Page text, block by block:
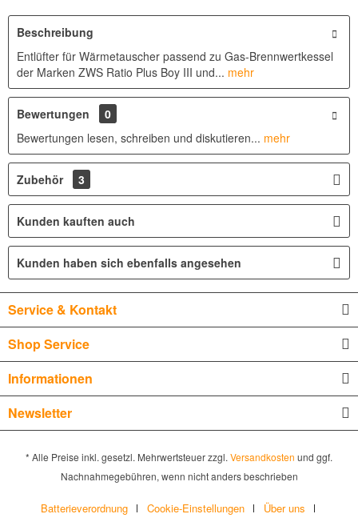
Beschreibung
Entlüfter für Wärmetauscher passend zu Gas-Brennwertkessel
der Marken ZWS Ratio Plus Boy III und... mehr
Bewertungen
0
Bewertungen lesen, schreiben und diskutieren... mehr
Zubehör 3
Kunden kauften auch
Kunden haben sich ebenfalls angesehen
Service & Kontakt
Shop Service
Informationen
Newsletter
* Alle Preise inkl. gesetzl. Mehrwertsteuer zzgl. Versandkosten und ggf.
Nachnahmegebühren, wenn nicht anders beschrieben
Batterieverordnung Cookie-Einstellungen Über uns